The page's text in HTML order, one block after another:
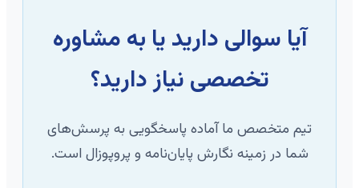
آیا سوالی دارید یا به مشاوره
تخصصی نیاز دارید؟
تیم متخصص ما آماده پاسخگویی به پرسش‌های
شما در زمینه نگارش پایان‌نامه و پروپوزال است.